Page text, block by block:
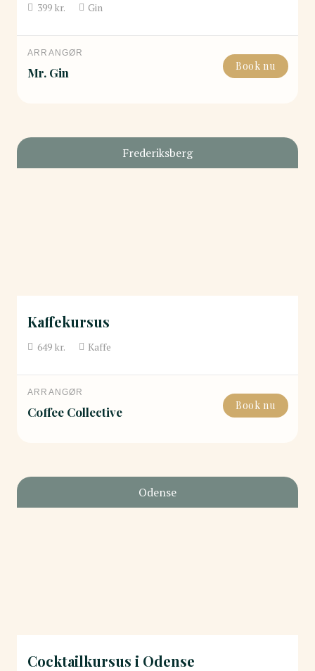
399kr. Gin
ARRANGØR
Mr. Gin Book nu
Frederiksberg
Kaffekursus
649kr. Kaffe
ARRANGØR
Coffee Collective Book nu
Odense
Cocktailkursus i Odense